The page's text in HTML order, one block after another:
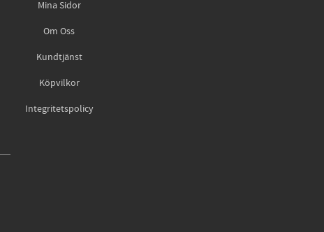
Mina Sidor
Om Oss
Kundtjänst
Köpvilkor
Integritetspolicy